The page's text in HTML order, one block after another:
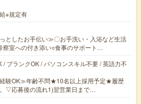
※規定有
としたお手伝い≫〇お手洗い・入浴など生活
察室への付き添い○食事のサポート…
/ ブランクOK / パソコンスキル不要 / 英語力不
験OK≫年齢不問★10名以上採用予定★履歴
▽応募後の流れ1)翌営業日まで…